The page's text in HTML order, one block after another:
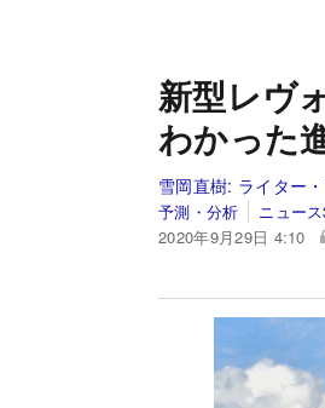
新型レヴ
わかった
雪岡直樹: ライター
予測・分析
ニュー
2020年9月29日 4:10